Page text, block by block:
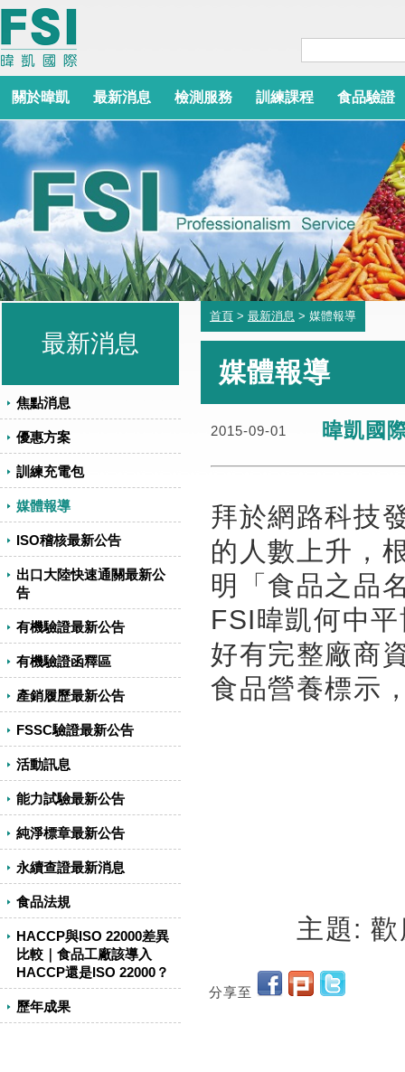
關於暐凱 最新消息 檢測服務 訓練課程 食品驗證
最新消息
焦點消息
優惠方案
訓練充電包
媒體報導
ISO稽核最新公告
出口大陸快速通關最新公
告
有機驗證最新公告
有機驗證函釋區
產銷履歷最新公告
FSSC驗證最新公告
活動訊息
能力試驗最新公告
純淨標章最新公告
永續查證最新消息
食品法規
HACCP與ISO 22000差異
比較｜食品工廠該導入
HACCP還是ISO 22000？
歷年成果
首頁 > 最新消息 > 媒體報導
媒體報導
2015-09-01 暐凱國
拜於網路科技
的人數上升，
明「食品之品
FSI暐凱何中
好有完整廠商
食品營養標示
主題:
分享至